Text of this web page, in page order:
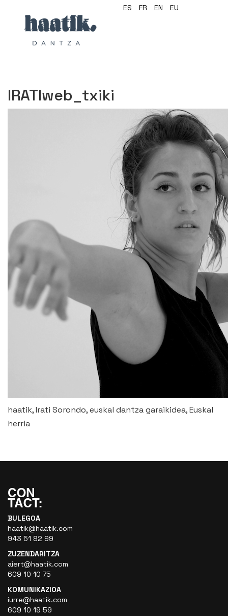
ES FR EN EU
IRATIweb_txiki
haatik, Irati Sorondo, euskal dantza garaikidea, Euskal
herria
BULEGOA
haatik@haatik.com
943 51 82 99
ZUZENDARITZA
aiert@haatik.com
609 10 10 75
KOMUNIKAZIOA
iurre@haatik.com
609 10 19 59